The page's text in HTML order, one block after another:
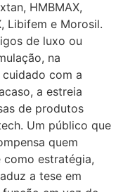
HMBMAX,
Libifem e Morosil.
de luxo ou
na
com a
a estreia
de produtos
Um público que
quem
como estratégia,
a tese em